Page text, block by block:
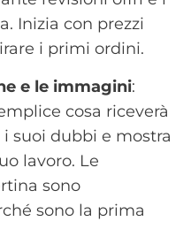
Inizia con prezzi
i primi ordini.
e le immagini:
cosa riceverà
suoi dubbi e mostra
lavoro. Le
sono
sono la prima